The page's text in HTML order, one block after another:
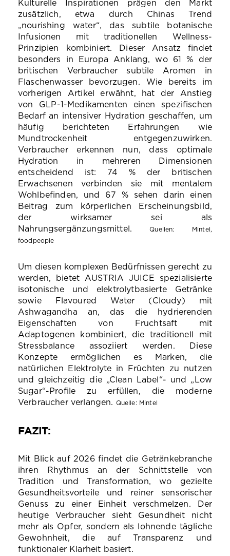
Kulturelle Inspirationen prägen den Markt
zusätzlich, etwa durch Chinas Trend
„nourishing water“, das subtile botanische
Infusionen mit traditionellen Wellness-
Prinzipien kombiniert. Dieser Ansatz findet
besonders in Europa Anklang, wo 61 % der
britischen Verbraucher subtile Aromen in
Flaschenwasser bevorzugen. Wie bereits im
vorherigen Artikel erwähnt, hat der Anstieg
von GLP-1-Medikamenten einen spezifischen
Bedarf an intensiver Hydration geschaffen, um
häufig berichteten Erfahrungen wie
Mundtrockenheit entgegenzuwirken.
Verbraucher erkennen nun, dass optimale
Hydration in mehreren Dimensionen
entscheidend ist: 74 % der britischen
Erwachsenen verbinden sie mit mentalem
Wohlbefinden, und 67 % sehen darin einen
Beitrag zum körperlichen Erscheinungsbild,
der wirksamer sei als
Nahrungsergänzungsmittel. Quellen: Mintel,
foodpeople
Um diesen komplexen Bedürfnissen gerecht zu
werden, bietet AUSTRIA JUICE spezialisierte
isotonische und elektrolytbasierte Getränke
sowie Flavoured Water (Cloudy) mit
Ashwagandha an, das die hydrierenden
Eigenschaften von Fruchtsaft mit
Adaptogenen kombiniert, die traditionell mit
Stressbalance assoziiert werden. Diese
Konzepte ermöglichen es Marken, die
natürlichen Elektrolyte in Früchten zu nutzen
und gleichzeitig die „Clean Label“- und „Low
Sugar“-Profile zu erfüllen, die moderne
Verbraucher verlangen. Quelle: Mintel
FAZIT:
Mit Blick auf 2026 findet die Getränkebranche
ihren Rhythmus an der Schnittstelle von
Tradition und Transformation, wo gezielte
Gesundheitsvorteile und reiner sensorischer
Genuss zu einer Einheit verschmelzen. Der
heutige Verbraucher sieht Gesundheit nicht
mehr als Opfer, sondern als lohnende tägliche
Gewohnheit, die auf Transparenz und
funktionaler Klarheit basiert.